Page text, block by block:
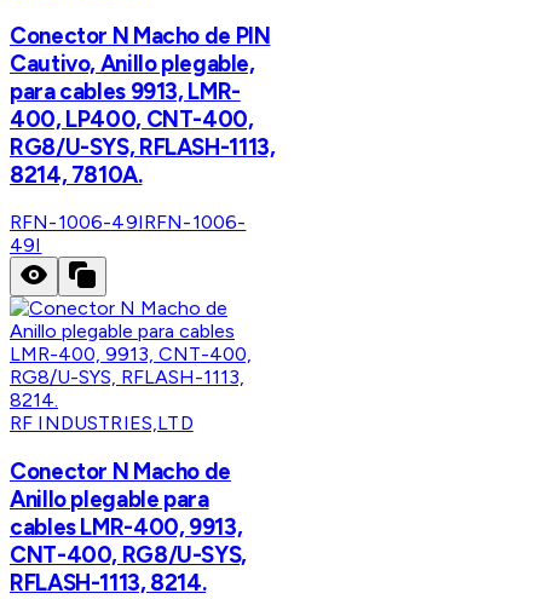
Conector N Macho de PIN
Cautivo, Anillo plegable,
para cables 9913, LMR-
400, LP400, CNT-400,
RG8/U-SYS, RFLASH-1113,
8214, 7810A.
RFN-1006-49IRFN-1006-
49I
RF INDUSTRIES,LTD
Conector N Macho de
Anillo plegable para
cables LMR-400, 9913,
CNT-400, RG8/U-SYS,
RFLASH-1113, 8214.